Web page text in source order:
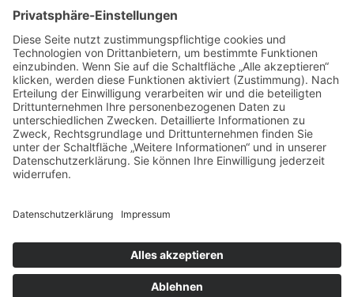
Jobs
Kontakt
Carl-Zeiss-Straße 3,
59077 Hamm,
Deutschland
info@heizung-jockheck.de
Impressum Cookie Datenschutz
Cookie-